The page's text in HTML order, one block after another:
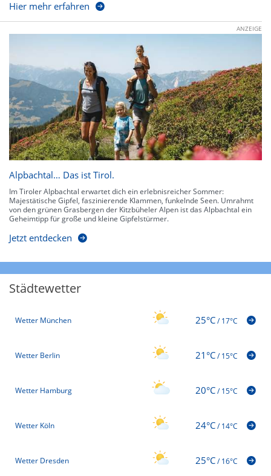
Hier mehr erfahren
ANZEIGE
Alpbachtal… Das ist Tirol.
Im Tiroler Alpbachtal erwartet dich ein erlebnisreicher Sommer:
Majestätische Gipfel, faszinierende Klammen, funkelnde Seen. Umrahmt
von den grünen Grasbergen der Kitzbüheler Alpen ist das Alpbachtal ein
Geheimtipp für große und kleine Gipfelstürmer.
Jetzt entdecken
Städtewetter
Wetter München 25°C/17°C
Wetter Berlin 21°C/15°C
Wetter Hamburg 20°C/15°C
Wetter Köln 24°C/14°C
Wetter Dresden 25°C/16°C